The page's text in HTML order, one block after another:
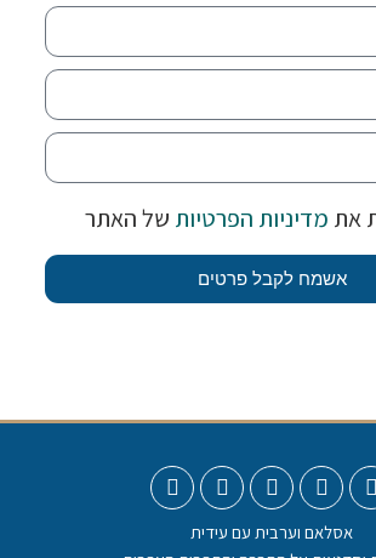
את מדיניות הפרטיות של האתר
אשמח לקבל פרטים
אסלאם וערבית עם עידית